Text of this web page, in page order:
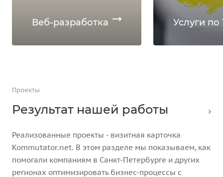
Веб-разработка Услуги по
Проекты
Результат нашей работы
Реализованные проекты - визитная карточка
Kommutator.net. В этом разделе мы показываем, как
помогали компаниям в Санкт-Петербурге и других
регионах оптимизировать бизнес-процессы с